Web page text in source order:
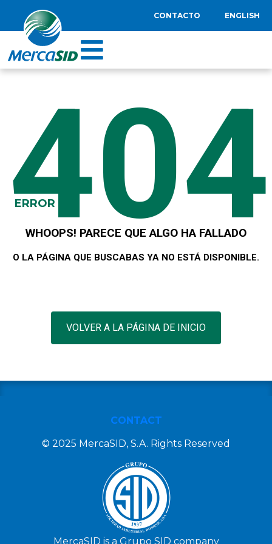
CONTACTO ENGLISH
ERROR
404
WHOOPS! PARECE QUE ALGO HA FALLADO
O LA PÁGINA QUE BUSCABAS YA NO ESTÁ DISPONIBLE.
VOLVER A LA PÁGINA DE INICIO
CONTACT
© 2025 MercaSID, S.A. Rights Reserved
MercaSID is a Grupo SID company